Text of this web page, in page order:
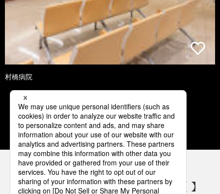
村橋病院
1 2 3 4 5
パナソニックの電気設備 SNSアカウント